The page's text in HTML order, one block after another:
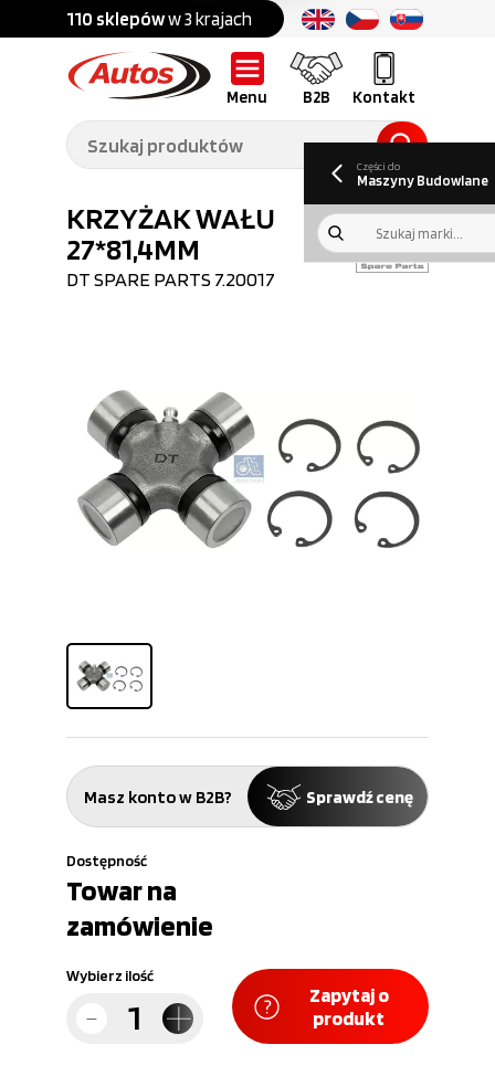
110 sklepóww 3 krajach Ponad 700 marek
Menu B2B Kontakt
Części do:
Ciężarówek,
przyczep,
naczep
Części do:
budowlanych
B2BGaleria
Oferty pracy
kwartalny
Części do
Maszyny Budowlane
KRZYŻAK WAŁU
27*81,4MM
DT SPARE PARTS7.20017
Masz konto w B2B? Sprawdź cenę
Dostępność
Towar na
zamówienie
Wybierz ilość
Zapytaj o
produkt